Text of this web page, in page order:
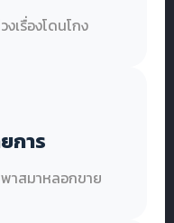
เรื่องโดนโกง
การ
าสมาหลอกขาย